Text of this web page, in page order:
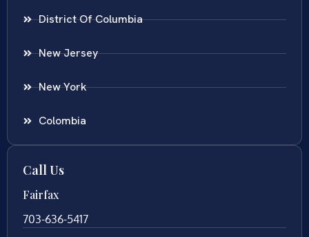
District Of Columbia
New Jersey
New York
Colombia
Call Us
Fairfax
703-636-5417